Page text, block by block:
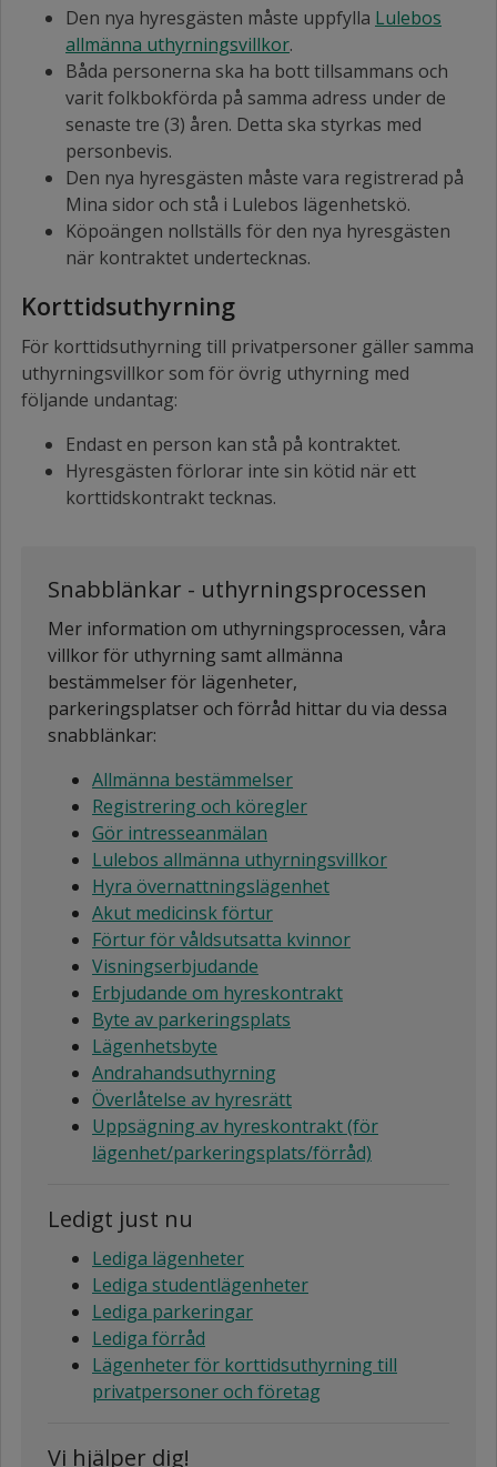
Den nya hyresgästen måste uppfylla Lulebos
allmänna uthyrningsvillkor.
Båda personerna ska ha bott tillsammans och
varit folkbokförda på samma adress under de
senaste tre (3) åren. Detta ska styrkas med
personbevis.
Den nya hyresgästen måste vara registrerad på
Mina sidor och stå i Lulebos lägenhetskö.
Köpoängen nollställs för den nya hyresgästen
när kontraktet undertecknas.
Korttidsuthyrning
För korttidsuthyrning till privatpersoner gäller samma
uthyrningsvillkor som för övrig uthyrning med
följande undantag:
Endast en person kan stå på kontraktet.
Hyresgästen förlorar inte sin kötid när ett
korttidskontrakt tecknas.
Snabblänkar - uthyrningsprocessen
Mer information om uthyrningsprocessen, våra
villkor för uthyrning samt allmänna
bestämmelser för lägenheter,
parkeringsplatser och förråd hittar du via dessa
snabblänkar:
Allmänna bestämmelser
Registrering och köregler
Gör intresseanmälan
Lulebos allmänna uthyrningsvillkor
Hyra övernattningslägenhet
Akut medicinsk förtur
Förtur för våldsutsatta kvinnor
Visningserbjudande
Erbjudande om hyreskontrakt
Byte av parkeringsplats
Lägenhetsbyte
Andrahandsuthyrning
Överlåtelse av hyresrätt
Uppsägning av hyreskontrakt (för
lägenhet/parkeringsplats/förråd)
Ledigt just nu
Lediga lägenheter
Lediga studentlägenheter
Lediga parkeringar
Lediga förråd
Lägenheter för korttidsuthyrning till
privatpersoner och företag
Vi hjälper dig!